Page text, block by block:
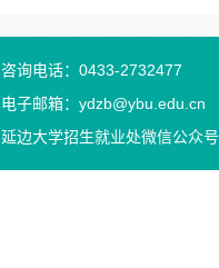
咨询电话：0433-2732477
电子邮箱：ydzb@ybu.edu.cn
延边大学招生就业处微信公众号